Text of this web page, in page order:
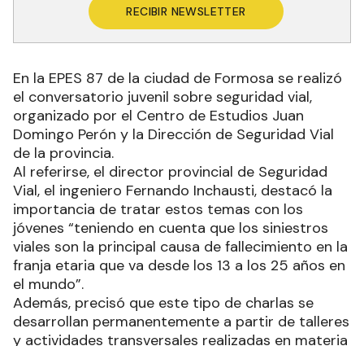
RECIBIR NEWSLETTER
En la EPES 87 de la ciudad de Formosa se realizó
el conversatorio juvenil sobre seguridad vial,
organizado por el Centro de Estudios Juan
Domingo Perón y la Dirección de Seguridad Vial
de la provincia.
Al referirse, el director provincial de Seguridad
Vial, el ingeniero Fernando Inchausti, destacó la
importancia de tratar estos temas con los
jóvenes “teniendo en cuenta que los siniestros
viales son la principal causa de fallecimiento en la
franja etaria que va desde los 13 a los 25 años en
el mundo”.
Además, precisó que este tipo de charlas se
desarrollan permanentemente a partir de talleres
y actividades transversales realizadas en materia